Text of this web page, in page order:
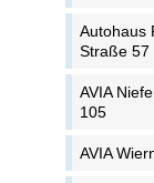
Autohaus
Straße 57
AVIA
105
AVIA